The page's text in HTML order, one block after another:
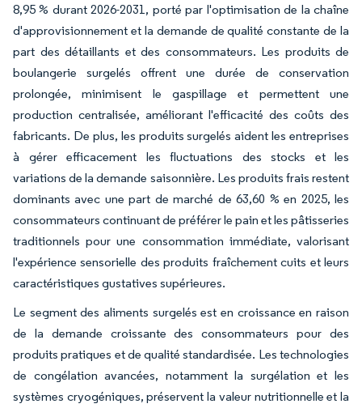
8,95 % durant 2026-2031, porté par l'optimisation de la chaîne
d'approvisionnement et la demande de qualité constante de la
part des détaillants et des consommateurs. Les produits de
boulangerie surgelés offrent une durée de conservation
prolongée, minimisent le gaspillage et permettent une
production centralisée, améliorant l'efficacité des coûts des
fabricants. De plus, les produits surgelés aident les entreprises
à gérer efficacement les fluctuations des stocks et les
variations de la demande saisonnière. Les produits frais restent
dominants avec une part de marché de 63,60 % en 2025, les
consommateurs continuant de préférer le pain et les pâtisseries
traditionnels pour une consommation immédiate, valorisant
l'expérience sensorielle des produits fraîchement cuits et leurs
caractéristiques gustatives supérieures.
Le segment des aliments surgelés est en croissance en raison
de la demande croissante des consommateurs pour des
produits pratiques et de qualité standardisée. Les technologies
de congélation avancées, notamment la surgélation et les
systèmes cryogéniques, préservent la valeur nutritionnelle et la